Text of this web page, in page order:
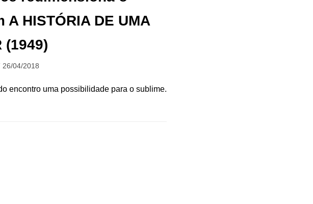
A HISTÓRIA DE UMA
(1949)
26/04/2018
encontro uma possibilidade para o sublime.